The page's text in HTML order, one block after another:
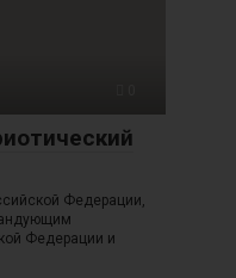
Федерации,
Федерации и